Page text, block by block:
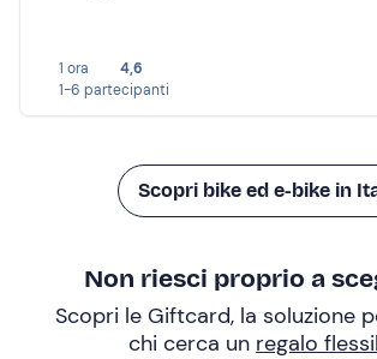
1 ora
4,6
1-6 partecipanti
Scopri bike ed e-bike in
Non riesci proprio a
Scopri le Giftcard, la soluzione
chi cerca un regalo